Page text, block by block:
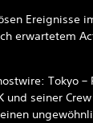
Ereignisse
erwartetem
Tokyo –
und seiner